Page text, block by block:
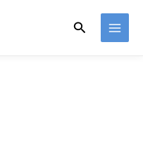
Search